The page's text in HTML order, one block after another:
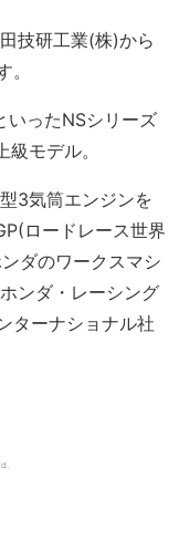
技研工業(株)から
いったNSシリーズ
モデル。
3気筒エンジンを
ロードレース世界
ダのワークスマシ
ンダ・レーシング
ターナショナル社